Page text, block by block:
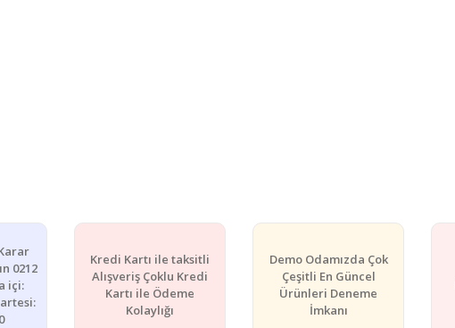
0212
içi:
Kredi Kartı ile taksitli
Alışveriş Çoklu Kredi
Kartı ile Ödeme
Kolaylığı
Demo Odamızda Çok
Çeşitli En Güncel
Ürünleri Deneme
İmkanı